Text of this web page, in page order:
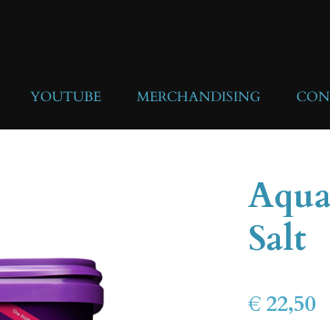
YOUTUBE MERCHANDISING
Salt
€ 22,50